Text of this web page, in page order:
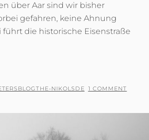
über Aar sind wir bisher
gefahren, keine Ahnung
führt die historische Eisenstraße
NIKOLSDE 1 COMMENT